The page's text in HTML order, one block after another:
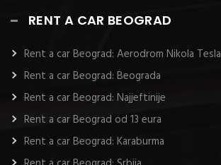
RENT A CAR BEOGRAD
Rent a car Beograd: Aerodrom Nikola Tesla
Rent a car Beograd: Beograda
Rent a car Beograd: Najjeftinije
Rent a car Beograd od 13 eura
Rent a car Beograd: Karaburma